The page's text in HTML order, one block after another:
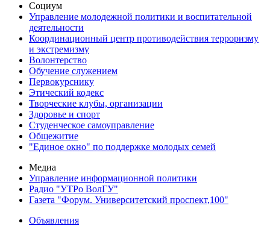
Социум
Управление молодежной политики и воспитательной
деятельности
Координационный центр противодействия терроризму
и экстремизму
Волонтерство
Обучение служением
Первокурснику
Этический кодекс
Творческие клубы, организации
Здоровье и спорт
Студенческое самоуправление
Общежитие
"Единое окно" по поддержке молодых семей
Медиа
Управление информационной политики
Радио "УТРо ВолГУ"
Газета "Форум. Университетский проспект,100"
Объявления